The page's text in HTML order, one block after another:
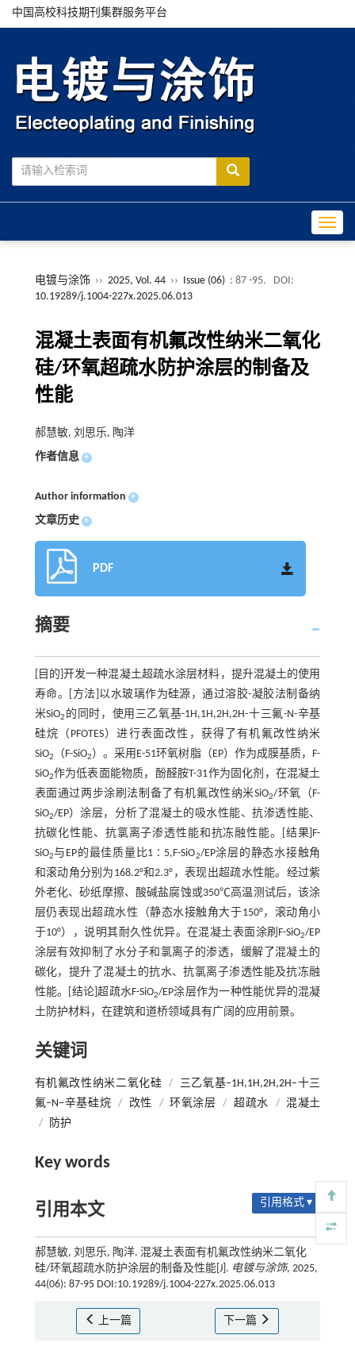
中国高校科技期刊集群服务平台
电镀与涂饰 ›› 2025, Vol. 44 ›› Issue (06) : 87 -95.
DOI:
10.19289/j.1004-227x.2025.06.013
混凝土表面有机氟改性纳米二氧化
硅/环氧超疏水防护涂层的制备及
性能
郝慧敏, 刘思乐, 陶洋
作者信息 +
Author information +
文章历史 +
PDF
摘要
[目的]开发一种混凝土超疏水涂层材料，提升混凝土的使用
寿命。[方法]以水玻璃作为硅源，通过溶胶-凝胶法制备纳
米SiO2 的同时，使用三乙氧基-1H,1H,2H,2H-十三氟-N-辛基
硅烷（PFOTES）进行表面改性，获得了有机氟改性纳米
SiO2 （F-SiO2）。采用E-51环氧树脂（EP）作为成膜基质，F-
SiO2作为低表面能物质，酚醛胺T-31作为固化剂，在混凝土
表面通过两步涂刷法制备了有机氟改性纳米SiO2/环氧（F-
SiO2/EP）涂层，分析了混凝土的吸水性能、抗渗透性能、
抗碳化性能、抗氯离子渗透性能和抗冻融性能。[结果]F-
SiO2与EP的最佳质量比1∶5,F-SiO2/EP涂层的静态水接触角
和滚动角分别为168.2°和2.3°，表现出超疏水性能。经过紫
外老化、砂纸摩擦、酸碱盐腐蚀或350℃高温测试后，该涂
层仍表现出超疏水性（静态水接触角大于150°，滚动角小
于10°），说明其耐久性优异。在混凝土表面涂刷F-SiO2/EP
涂层有效抑制了水分子和氯离子的渗透，缓解了混凝土的
碳化，提升了混凝土的抗水、抗氯离子渗透性能及抗冻融
性能。[结论]超疏水F-SiO2/EP涂层作为一种性能优异的混凝
土防护材料，在建筑和道桥领域具有广阔的应用前景。
关键词
有机氟改性纳米二氧化硅 /
三乙氧基–1H,1H,2H,2H–十三
氟–N–辛基硅烷
/ 改性 / 环氧涂层 / 超疏水 /
混凝土
/
防护
Key words
引用本文 引用格式 ▾
郝慧敏, 刘思乐, 陶洋. 混凝土表面有机氟改性纳米二氧化
硅/环氧超疏水防护涂层的制备及性能[J]. 电镀与涂饰, 2025,
44(06): 87-95 DOI:10.19289/j.1004-227x.2025.06.013
上一篇 下一篇